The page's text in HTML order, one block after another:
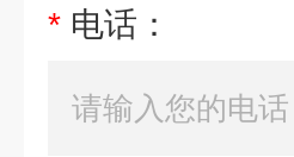
* 电话：